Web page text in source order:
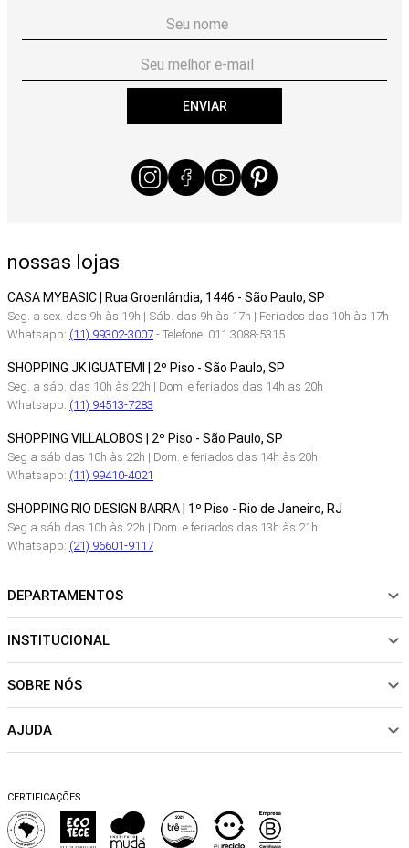
ENVIAR
nossas lojas
CASA MYBASIC | Rua Groenlândia, 1446 - São Paulo, SP
Seg. a sex. das 9h às 19h | Sáb. das 9h às 17h | Feriados das 10h às 17h
Whatsapp: (11) 99302-3007- Telefone: 011 3088-5315
SHOPPING JK IGUATEMI | 2º Piso - São Paulo, SP
Seg. a sáb. das 10h às 22h | Dom. e feriados das 14h as 20h
Whatsapp: (11) 94513-7283
SHOPPING VILLALOBOS | 2º Piso - São Paulo, SP
Seg a sáb das 10h às 22h | Dom. e feriados das 14h às 20h
Whatsapp: (11) 99410-4021
SHOPPING RIO DESIGN BARRA | 1º Piso - Rio de Janeiro, RJ
Seg a sáb das 10h às 22h | Dom. e feriados das 13h às 21h
Whatsapp: (21) 96601-9117
DEPARTAMENTOS
NOVIDADES
CALÇADOS
SALE
INSTITUCIONAL
Sobre Nós
Sustentabilidade
Trocas e Devoluções
Perguntas Frequentes
Blog
SOBRE NÓS
Política de pagamento
AJUDA
Dicas de cuidados
Falar no WhatsApp
CERTIFICAÇÕES